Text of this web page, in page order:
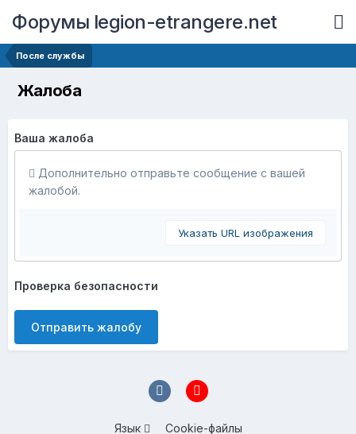
Форумы legion-etrangere.net
После службы
Жалоба
Ваша жалоба
Дополнительно отправьте сообщение с вашей
жалобой.
Указать URL изображения
Проверка безопасности
Отправить жалобу
Язык Cookie-файлы